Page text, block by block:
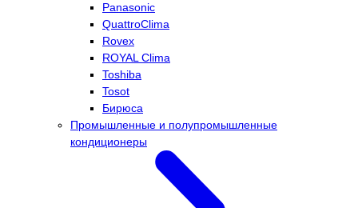
Panasonic
QuattroClima
Rovex
ROYAL Clima
Toshiba
Tosot
Бирюса
Промышленные и полупромышленные
кондиционеры